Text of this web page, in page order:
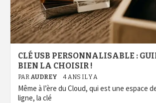
CLÉ USB PERSONNALISABLE :
BIEN LA CHOISIR !
PAR AUDREY 4 ANS IL Y A
Même à l’ère du Cloud, qui est une espace
ligne, la clé